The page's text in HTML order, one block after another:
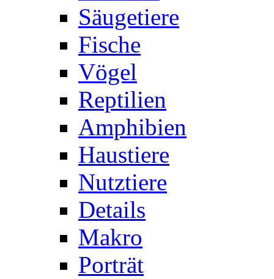
Säugetiere
Fische
Vögel
Reptilien
Amphibien
Haustiere
Nutztiere
Details
Makro
Porträt